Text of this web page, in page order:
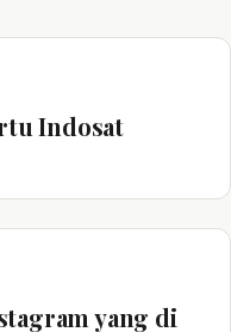
Indosat
yang di